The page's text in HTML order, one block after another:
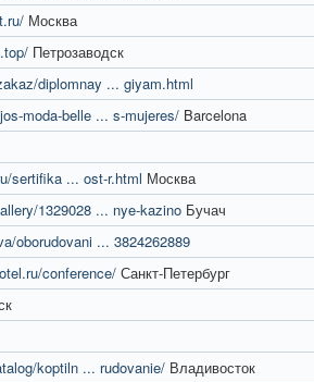
Москва
Петрозаводск
diplomnay ... giyam.html
moda-belle ... s-mujeres/ Barcelona
sertifika ... ost-r.html Москва
1329028 ... nye-kazino Бучач
oborudovani ... 3824262889
conference/ Санкт-Петербург
koptiln ... rudovanie/ Владивосток